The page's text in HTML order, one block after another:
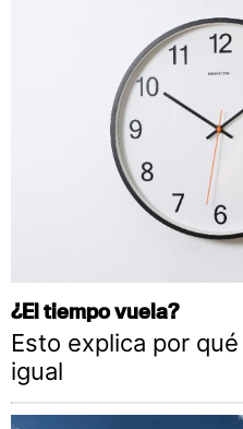
¿El tiempo vuela?
Esto explica por
igual